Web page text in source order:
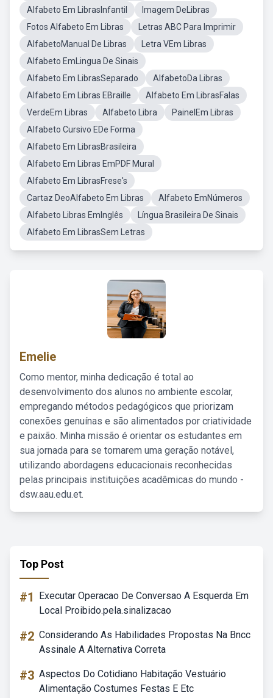
Alfabeto Em LibrasInfantil
Imagem DeLibras
Fotos Alfabeto Em Libras
Letras ABC Para Imprimir
AlfabetoManual De Libras
Letra VEm Libras
Alfabeto EmLingua De Sinais
Alfabeto Em LibrasSeparado
AlfabetoDa Libras
Alfabeto Em Libras EBraille
Alfabeto Em LibrasFalas
VerdeEm Libras
Alfabeto Libra
PainelEm Libras
Alfabeto Cursivo EDe Forma
Alfabeto Em LibrasBrasileira
Alfabeto Em Libras EmPDF Mural
Alfabeto Em LibrasFrese's
Cartaz DeoAlfabeto Em Libras
Alfabeto EmNúmeros
Alfabeto Libras EmInglês
Língua Brasileira De Sinais
Alfabeto Em LibrasSem Letras
Emelie
Como mentor, minha dedicação é total ao
desenvolvimento dos alunos no ambiente escolar,
empregando métodos pedagógicos que priorizam
conexões genuínas e são alimentados por criatividade
e paixão. Minha missão é orientar os estudantes em
sua jornada para se tornarem uma geração notável,
utilizando abordagens educacionais reconhecidas
pelas principais instituições acadêmicas do mundo -
dsw.aau.edu.et.
Top Post
#1
Executar Operacao De Conversao A Esquerda Em
Local Proibido.pela.sinalizacao
#2 Considerando As Habilidades Propostas Na Bncc
Assinale A Alternativa Correta
#3 Aspectos Do Cotidiano Habitação Vestuário
Alimentação Costumes Festas E Etc